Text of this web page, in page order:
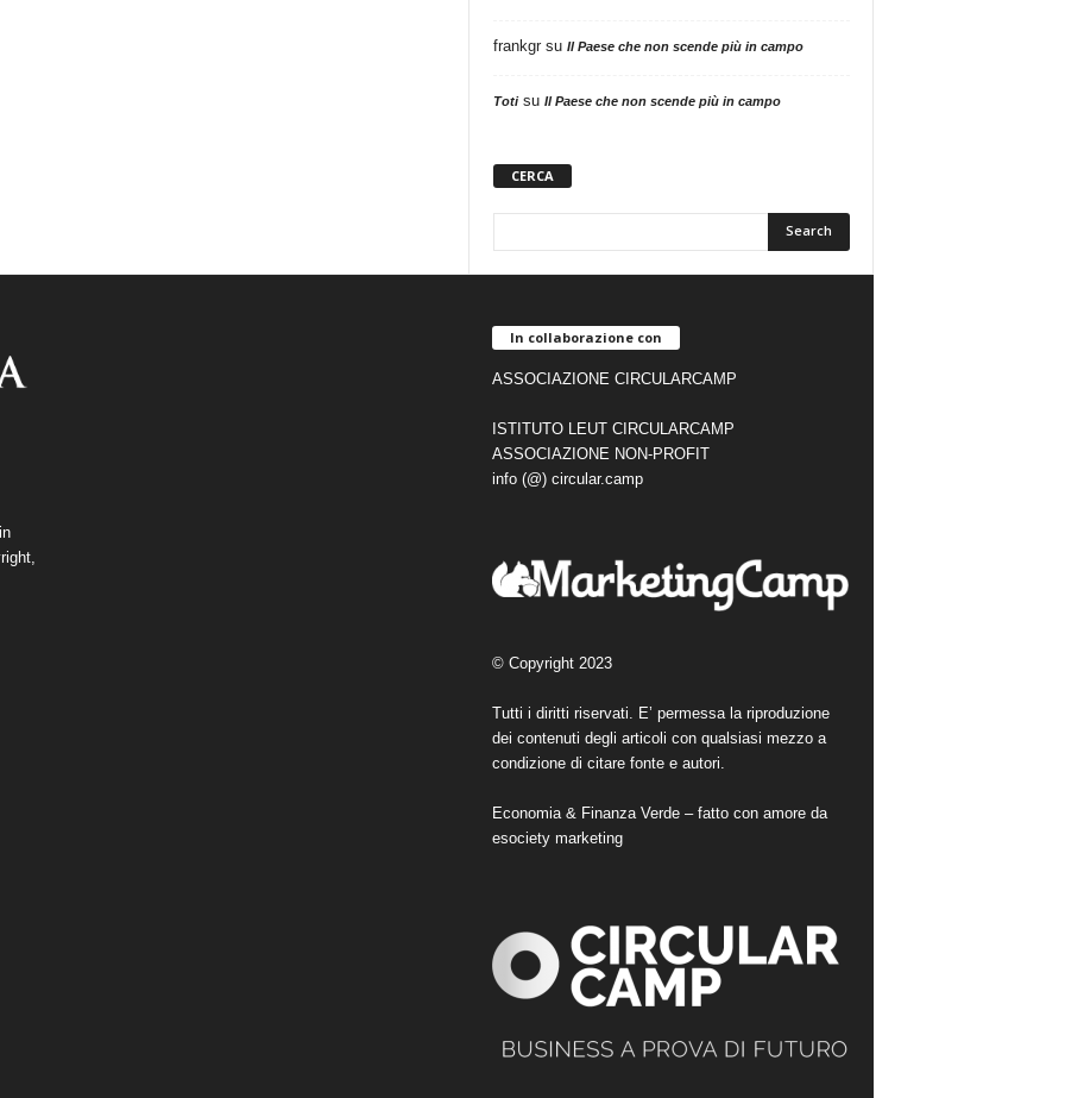
frankgrsu Il Paese che non scende più in campo
Totisu Il Paese che non scende più in campo
CERCA
In collaborazione con
ASSOCIAZIONE CIRCULARCAMP
ISTITUTO LEUT CIRCULARCAMP
ASSOCIAZIONE NON-PROFIT
info (@) circular.camp
© Copyright 2023
Tutti i diritti riservati. E’ permessa la riproduzione
dei contenuti degli articoli con qualsiasi mezzo a
condizione di citare fonte e autori.
Economia & Finanza Verde – fatto con amore da
esociety marketing